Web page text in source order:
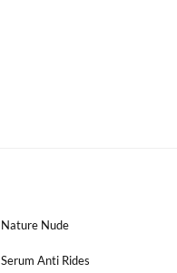
Nature Nude
Serum Anti Rides